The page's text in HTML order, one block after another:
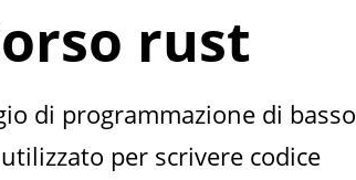
rust
di programmazione di basso
per scrivere codice